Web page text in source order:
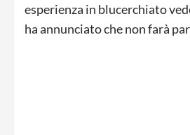
esperienza in blucerchiato
ha annunciato che non farà